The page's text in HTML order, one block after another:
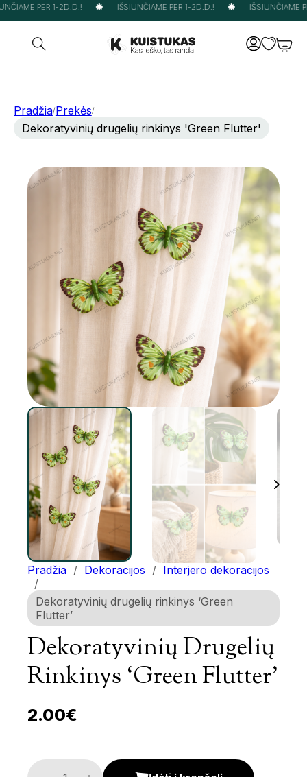
PER 1-2D.D.! IŠSIUNČIAME PER 1-2D.D.! IŠSIUNČIAME
Pradžia/Prekės/
Dekoratyvinių drugelių rinkinys 'Green Flutter'
Pradžia / Dekoracijos / Interjero dekoracijos
/
Dekoratyvinių drugelių rinkinys ‘Green
Flutter’
Dekoratyvinių Drugelių
Rinkinys ‘Green Flutter’
2.00€
Dekoratyvinių drugelių rinkinys 'Green Flutter' kiekis